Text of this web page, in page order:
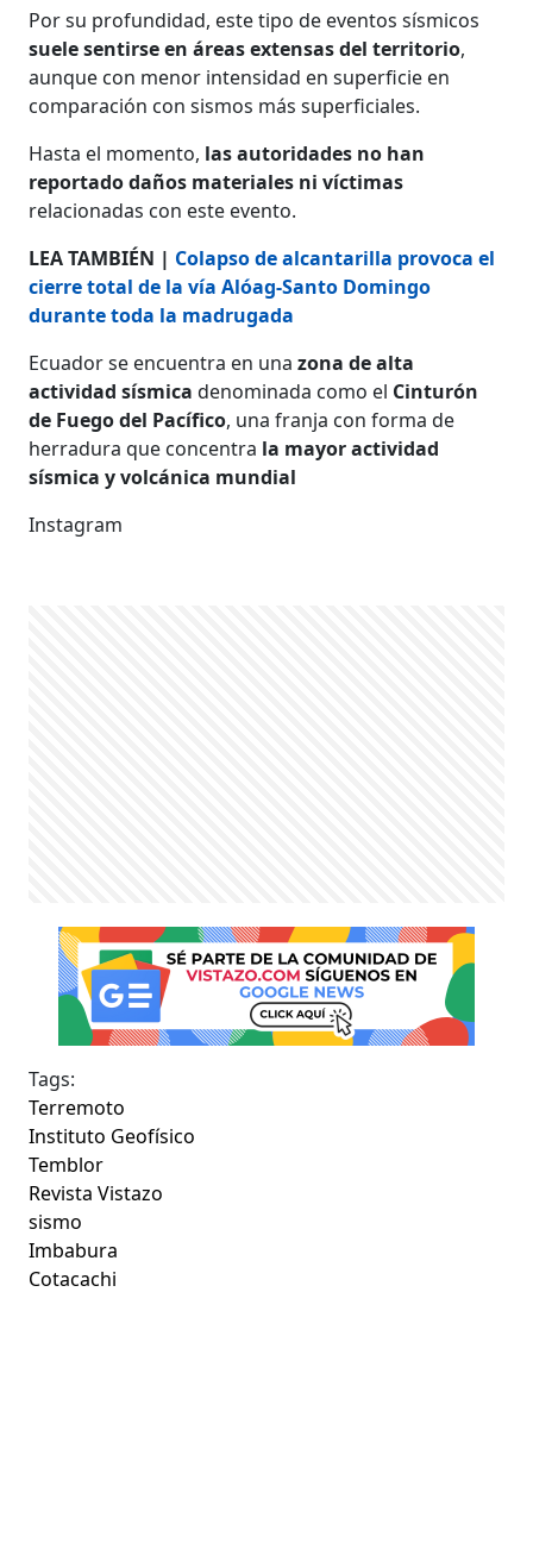
Por su profundidad, este tipo de eventos sísmicos
suele sentirse en áreas extensas del territorio,
aunque con menor intensidad en superficie en
comparación con sismos más superficiales.
Hasta el momento, las autoridades no han
reportado daños materiales ni víctimas
relacionadas con este evento.
LEA TAMBIÉN | Colapso de alcantarilla provoca el
cierre total de la vía Alóag-Santo Domingo
durante toda la madrugada
Ecuador se encuentra en una zona de alta
actividad sísmicadenominada como el Cinturón
de Fuego del Pacífico, una franja con forma de
herradura que concentra la mayor actividad
sísmica y volcánica mundial
Instagram
Tags:
Terremoto
Instituto Geofísico
Temblor
Revista Vistazo
sismo
Imbabura
Cotacachi